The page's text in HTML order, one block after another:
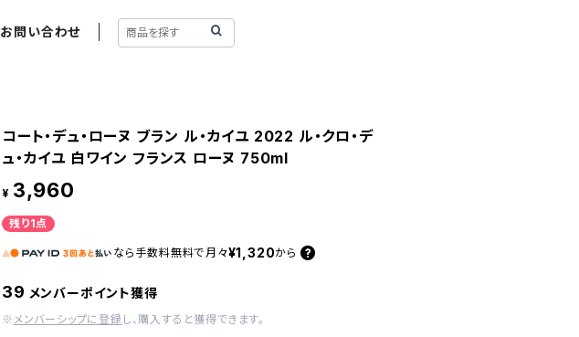
お問い合わせ
コート・デュ・ローヌ ブラン ル・カイユ 2022 ル・クロ・デ
ュ・カイユ 白ワイン フランス ローヌ 750ml
¥ 3,960
残り1点
なら 手数料無料で 月々¥1,320から
39 メンバーポイント獲得
※ メンバーシップに登録 し、購入すると獲得できます。